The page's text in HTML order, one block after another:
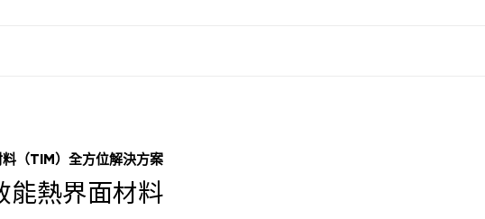
（TIM）全方位解決方案
能熱界面材料